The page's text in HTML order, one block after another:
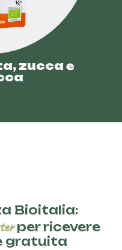
zucca e
Bioitalia:
per ricevere
gratuita